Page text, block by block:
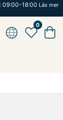
09:00-18:00 Läs mer
0